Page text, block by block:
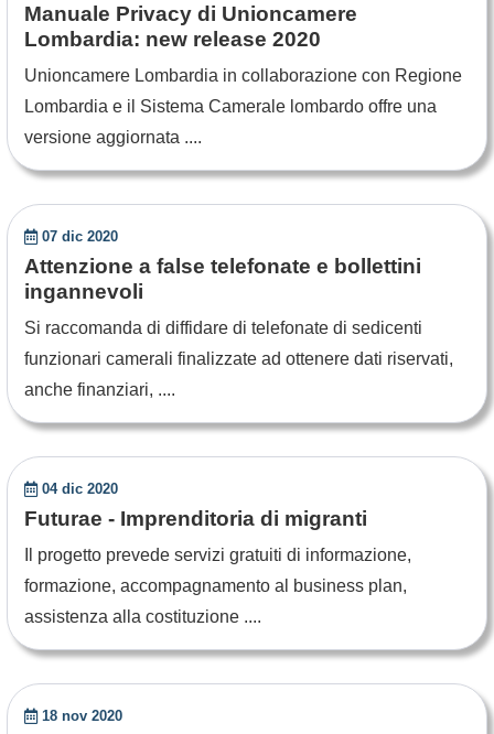
Manuale Privacy di Unioncamere
Lombardia: new release 2020
Unioncamere Lombardia in collaborazione con Regione
Lombardia e il Sistema Camerale lombardo offre una
versione aggiornata ....
07 dic 2020
Attenzione a false telefonate e bollettini
ingannevoli
Si raccomanda di diffidare di telefonate di sedicenti
funzionari camerali finalizzate ad ottenere dati riservati,
anche finanziari, ....
04 dic 2020
Futurae - Imprenditoria di migranti
Il progetto prevede servizi gratuiti di informazione,
formazione, accompagnamento al business plan,
assistenza alla costituzione ....
18 nov 2020